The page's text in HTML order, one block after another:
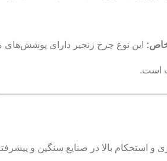
خاص: این نوع چرخ زنجیر دارای
است.
استحکام بالا در صنایع سنگین و